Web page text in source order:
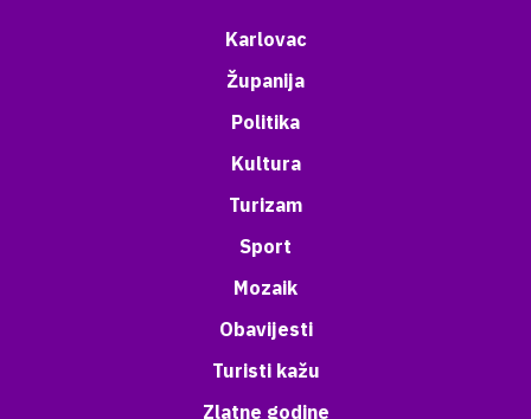
Karlovac
Županija
Politika
Kultura
Turizam
Sport
Mozaik
Obavijesti
Turisti kažu
Zlatne godine